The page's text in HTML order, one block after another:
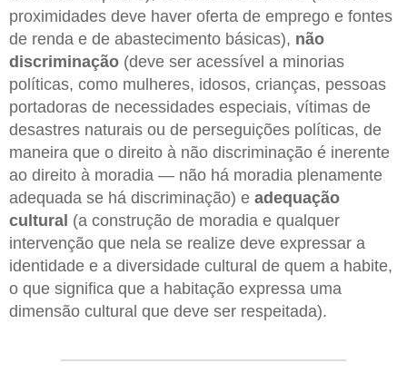
proximidades deve haver oferta de emprego e fontes
de renda e de abastecimento básicas), não
discriminação (deve ser acessível a minorias
políticas, como mulheres, idosos, crianças, pessoas
portadoras de necessidades especiais, vítimas de
desastres naturais ou de perseguições políticas, de
maneira que o direito à não discriminação é inerente
ao direito à moradia — não há moradia plenamente
adequada se há discriminação) e adequação
cultural (a construção de moradia e qualquer
intervenção que nela se realize deve expressar a
identidade e a diversidade cultural de quem a habite,
o que significa que a habitação expressa uma
dimensão cultural que deve ser respeitada).